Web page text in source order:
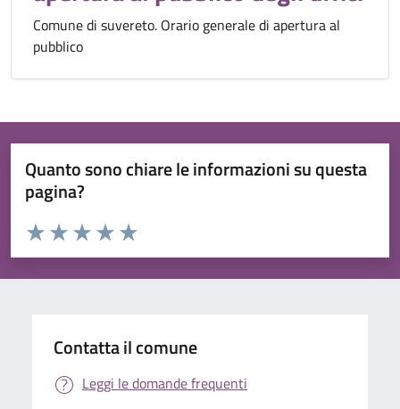
Comune di suvereto. Orario generale di apertura al
pubblico
Quanto sono chiare le informazioni su questa
pagina?
Valuta da 1 a 5 stelle la pagina
Valuta 5 stelle su 5
Valuta 4 stelle su 5
Valuta 3 stelle su 5
Valuta 2 stelle su 5
Valuta 1 stelle su 5
Contatta il comune
Leggi le domande frequenti